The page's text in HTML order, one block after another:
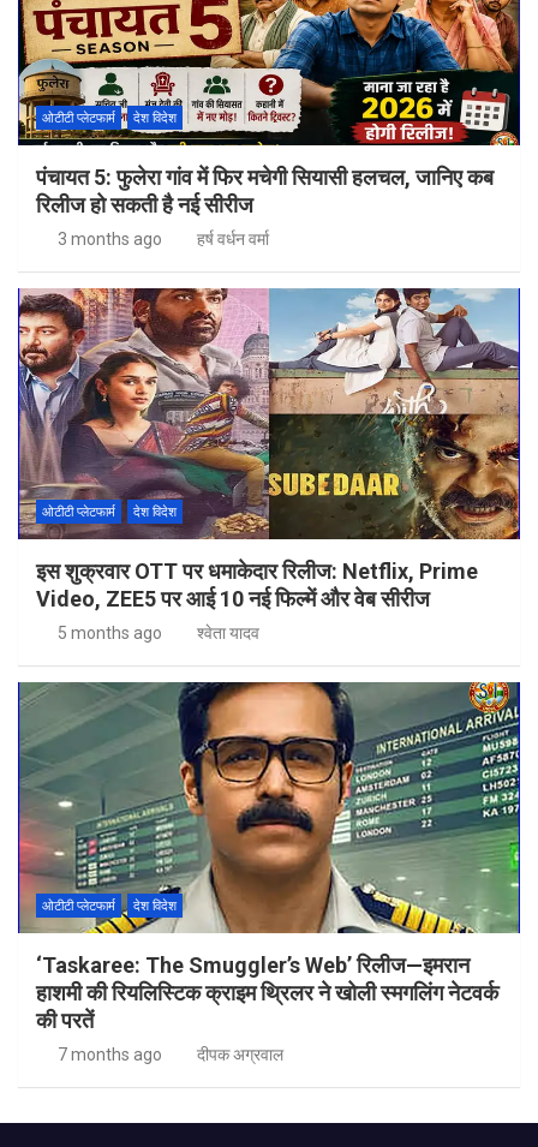
ओटीटी प्लेटफार्म देश विदेश
पंचायत 5: फुलेरा गांव में फिर मचेगी सियासी हलचल, जानिए कब
रिलीज हो सकती है नई सीरीज
3 months ago हर्ष वर्धन वर्मा
ओटीटी प्लेटफार्म देश विदेश
इस शुक्रवार OTT पर धमाकेदार रिलीज: Netflix, Prime
Video, ZEE5 पर आई 10 नई फिल्में और वेब सीरीज
5 months ago श्वेता यादव
ओटीटी प्लेटफार्म देश विदेश
‘Taskaree: The Smuggler’s Web’ रिलीज—इमरान
हाशमी की रियलिस्टिक क्राइम थ्रिलर ने खोली स्मगलिंग नेटवर्क
की परतें
7 months ago दीपक अग्रवाल